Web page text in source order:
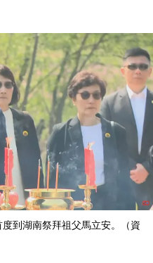
到湖南祭拜祖父馬立安。（資